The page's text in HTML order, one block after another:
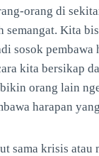
orang di
Kita
sosok pembawa
kita bersikap
orang lain
harapan
sama krisis atau